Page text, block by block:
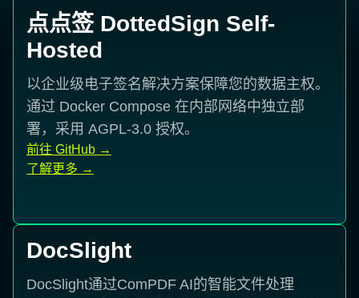
点点签 DottedSign Self-
Hosted
以企业级电子签名解决方案保障您的数据主权。
通过 Docker Compose 在内部网络中独立部
署，采用 AGPL-3.0 授权。
前往 GitHub →
了解更多 →
DocSlight
DocSlight通过ComPDF AI的智能文件处理